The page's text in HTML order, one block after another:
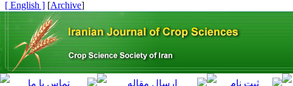
[
Archive
]
[ English ]